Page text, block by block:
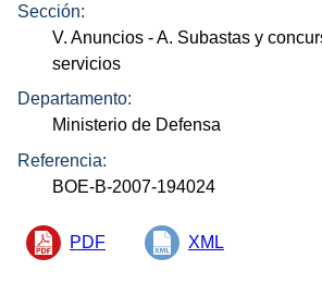
Sección:
V. Anuncios - A. Subastas y
servicios
Departamento:
Ministerio de Defensa
Referencia:
BOE-B-2007-194024
PDF XML